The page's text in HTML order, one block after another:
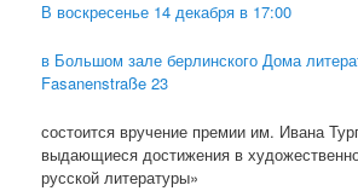
В воскресенье 14 декабря в 17:00
в Большом зале берлинского Дома
Fasanenstraße 23
состоится вручение премии им. Ивана
выдающиеся достижения в
русской литературы»